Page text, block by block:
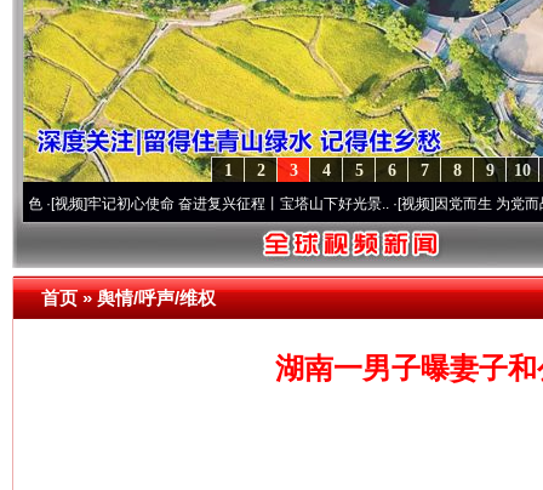
10
9
8
7
6
5
4
3
2
1
牢记初心使命 奋进复兴征程丨宝塔山下好光景..·[视频]因党而生 为党而战——百年
首页»舆情/呼声/维权
湖南一男子曝妻子